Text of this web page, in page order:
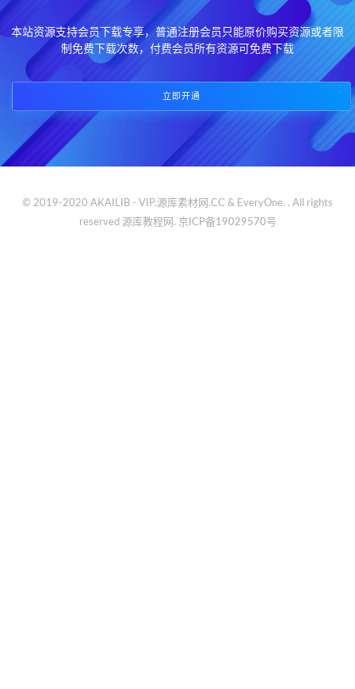
本站资源支持会员下载专享，普通注册会员只能原价购买资源或者限
制免费下载次数，付费会员所有资源可免费下载
立即开通
© 2019-2020 AKAILIB - VIP.源库素材网.CC & EveryOne. . All rights
reserved 源库教程网. 京ICP备19029570号